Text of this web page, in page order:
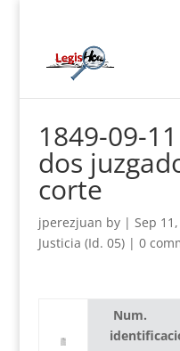
1849-09-
dos
corte
jperezjuan by | Sep
Justicia (Id. 05)| 0
Num.